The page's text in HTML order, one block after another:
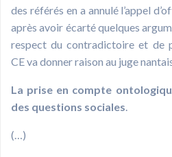
des référés en a annulé l’appel
après avoir écarté quelques
respect du contradictoire et de
CE va donner raison au juge
La prise en compte
des questions sociales.
(…)